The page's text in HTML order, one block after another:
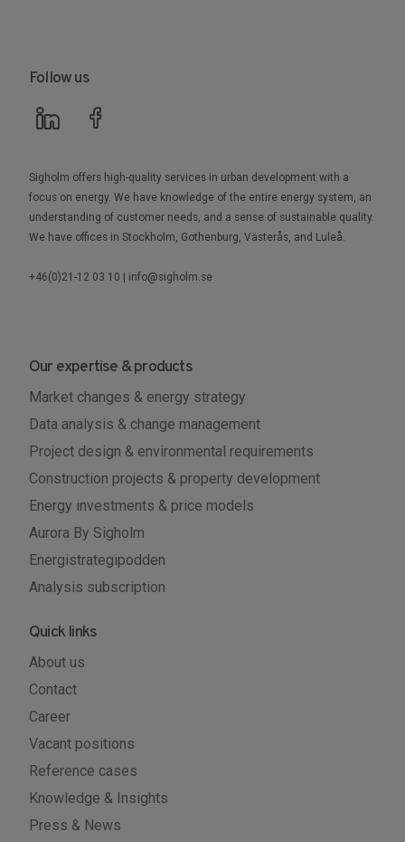
Follow us
Sigholm offers high-quality services in urban development with a
focus on energy. We have knowledge of the entire energy system, an
understanding of customer needs, and a sense of sustainable quality.
We have offices in Stockholm, Gothenburg, Västerås, and Luleå.
+46(0)21-12 03 10 | info@sigholm.se
Our expertise & products
Market changes & energy strategy
Data analysis & change management
Project design & environmental requirements
Construction projects & property development
Energy investments & price models
Aurora By Sigholm
Energistrategipodden
Analysis subscription
Quick links
About us
Contact
Career
Vacant positions
Reference cases
Knowledge & Insights
Press & News